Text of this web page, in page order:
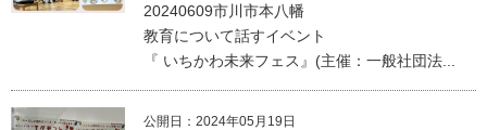
20240609市川市本八幡
教育について話すイベント
『 いちかわ未来フェス』(主催：一般社団法...
公開日：2024年05月19日